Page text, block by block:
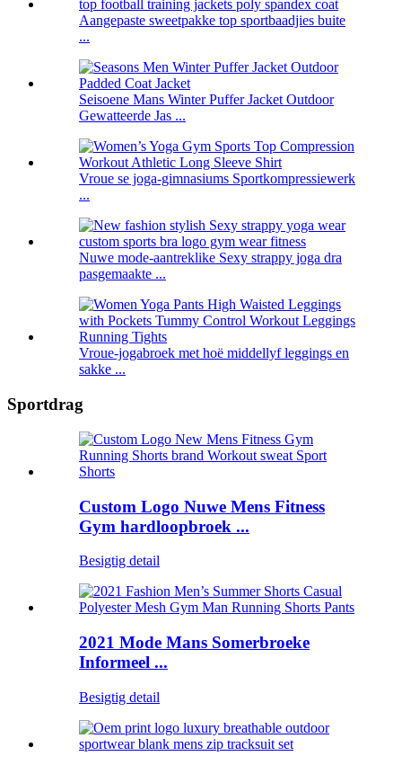
Aangepaste sweetpakke top sportbaadjies buite
...
Seisoene Mans Winter Puffer Jacket Outdoor
Gewatteerde Jas ...
Vroue se joga-gimnasiums Sportkompressiewerk
...
Nuwe mode-aantreklike Sexy strappy joga dra
pasgemaakte ...
Vroue-jogabroek met hoë middellyf leggings en
sakke ...
Sportdrag
Custom Logo Nuwe Mens Fitness
Gym hardloopbroek ...
Besigtig detail
2021 Mode Mans Somerbroeke
Informeel ...
Besigtig detail